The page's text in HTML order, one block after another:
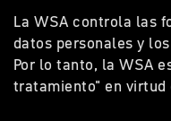
La WSA controla las
datos personales y
Por lo tanto, la WSA
tratamiento" en virtud